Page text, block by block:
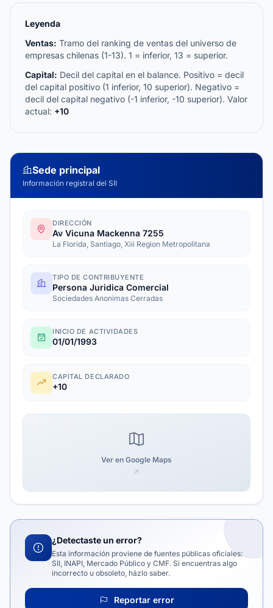
Leyenda
Ventas: Tramo del ranking de ventas del universo de
empresas chilenas (1-13). 1 = inferior, 13 = superior.
Capital: Decil del capital en el balance. Positivo = decil
del capital positivo (1 inferior, 10 superior). Negativo =
decil del capital negativo (-1 inferior, -10 superior). Valor
actual: +10
Sede principal
Información registral del SII
DIRECCIÓN
Av Vicuna Mackenna 7255
La Florida, Santiago, Xiii Region Metropolitana
TIPO DE CONTRIBUYENTE
Persona Juridica Comercial
Sociedades Anonimas Cerradas
INICIO DE ACTIVIDADES
01/01/1993
CAPITAL DECLARADO
+10
Ver en Google Maps
¿Detectaste un error?
Esta información proviene de fuentes públicas oficiales:
SII, INAPI, Mercado Público y CMF. Si encuentras algo
incorrecto u obsoleto, házlo saber.
Reportar error